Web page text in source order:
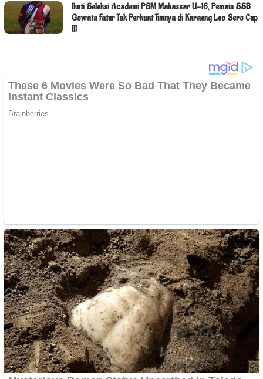
Ikuti Seleksi Academi PSM Makassar U-16, Pemain SSB
Gowata Fatur Tak Perkuat Timnya di Karaeng Leo Sero Cup
III